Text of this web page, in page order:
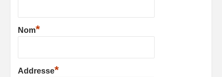
Nom*
Addresse*